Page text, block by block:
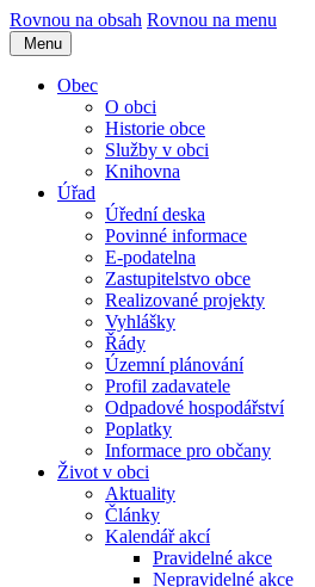
Rovnou na obsah Rovnou na menu
Menu
Obec
O obci
Historie obce
Služby v obci
Knihovna
Úřad
Úřední deska
Povinné informace
E-podatelna
Zastupitelstvo obce
Realizované projekty
Vyhlášky
Řády
Územní plánování
Profil zadavatele
Odpadové hospodářství
Poplatky
Informace pro občany
Život v obci
Aktuality
Články
Kalendář akcí
Pravidelné akce
Nepravidelné akce